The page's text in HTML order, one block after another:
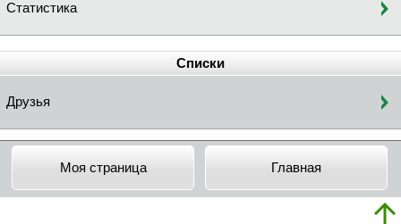
Статистика
Списки
Друзья
Моя страница Главная